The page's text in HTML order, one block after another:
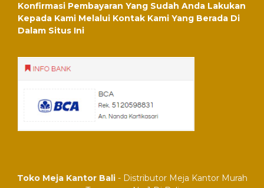
Konfirmasi Pembayaran Yang Sudah Anda Lakukan
Kepada Kami Melalui Kontak Kami Yang Berada Di
Dalam Situs Ini
Toko Meja Kantor Bali- Distributor Meja Kantor Murah